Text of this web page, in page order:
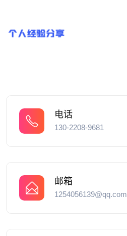
电话
130-2208-9681
邮箱
1254056139@qq.com